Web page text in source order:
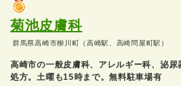
菊池皮膚科
群馬県高崎市柳川町（高崎駅、高崎問屋町駅）
高崎市の一般皮膚科、アレルギー科、泌
処方。土曜も15時まで。無料駐車場有